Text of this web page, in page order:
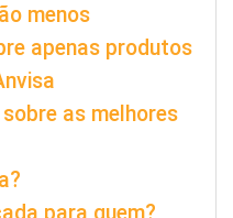
menos
apenas produtos
as melhores
para quem?